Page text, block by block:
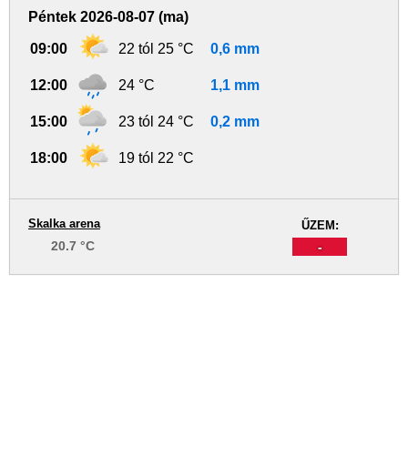
Péntek 2026-08-07 (ma)
09:00 22 tól 25 °C 0,6 mm
12:00 24 °C 1,1 mm
15:00 23 tól 24 °C 0,2 mm
18:00 19 tól 22 °C
ŰZEM:
-
Skalka arena
20.7 °C